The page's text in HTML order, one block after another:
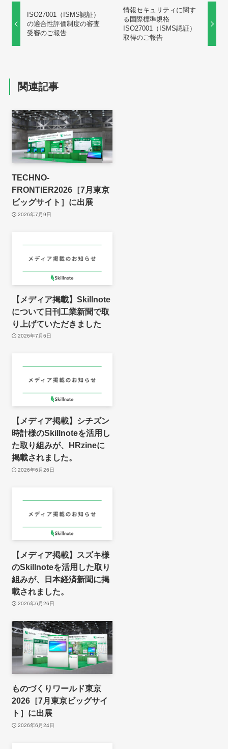
ISO27001（ISMS認証）
の適合性評価制度の審査
受審のご報告
情報セキュリティに関す
る国際標準規格
ISO27001（ISMS認証）
取得のご報告
関連記事
TECHNO-
FRONTIER2026［7月東京
ビッグサイト］に出展
2026年7月9日
【メディア掲載】Skillnote
について日刊工業新聞で取
り上げていただきました
2026年7月6日
【メディア掲載】シチズン
時計様のSkillnoteを活用し
た取り組みが、HRzineに
掲載されました。
2026年6月26日
【メディア掲載】スズキ様
のSkillnoteを活用した取り
組みが、日本経済新聞に掲
載されました。
2026年6月26日
ものづくりワールド東京
2026［7月東京ビッグサイ
ト］に出展
2026年6月24日